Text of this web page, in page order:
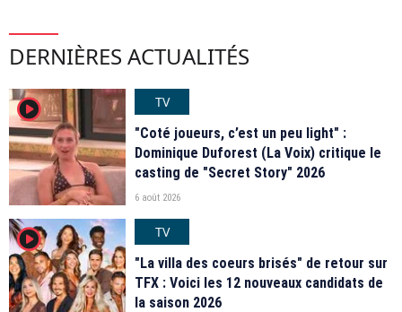
DERNIÈRES ACTUALITÉS
player2
TV
"Coté joueurs, c’est un peu light" :
Dominique Duforest (La Voix) critique le
casting de "Secret Story" 2026
6 août 2026
player2
TV
"La villa des coeurs brisés" de retour sur
TFX : Voici les 12 nouveaux candidats de
la saison 2026